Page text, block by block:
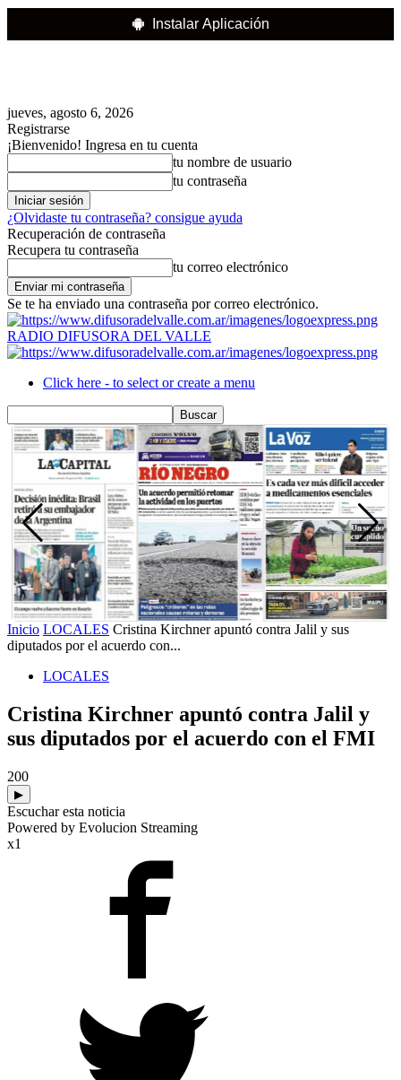
Instalar Aplicación
jueves, agosto 6, 2026
Registrarse
¡Bienvenido! Ingresa en tu cuenta
tu nombre de usuario
tu contraseña
¿Olvidaste tu contraseña? consigue ayuda
Recuperación de contraseña
Recupera tu contraseña
tu correo electrónico
Se te ha enviado una contraseña por correo electrónico.
RADIO DIFUSORA DEL VALLE
Click here - to select or create a menu
Inicio LOCALES Cristina Kirchner apuntó contra Jalil y sus
diputados por el acuerdo con...
LOCALES
Cristina Kirchner apuntó contra Jalil y
sus diputados por el acuerdo con el FMI
200
▶
Escuchar esta noticia
Powered by Evolucion Streaming
x1